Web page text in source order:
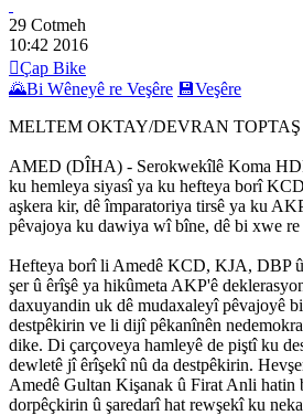
29 Cotmeh
10:42 2016
Çap Bike
🌄Bi Wêneyê re Veşêre 💾Veşêre
MELTEM OKTAY/DEVRAN TOPTAŞ
AMED (DÎHA) - Serokwekîlê Koma
ku hemleya siyasî ya ku hefteya borî
aşkera kir, dê împaratoriya tirsê ya ku
pêvajoya ku dawiya wî bîne, dê bi xwe re
Hefteya borî li Amedê KCD, KJA, DBP
şer û êrîşê ya hikûmeta AKP'ê
daxuyandin uk dê mudaxaleyî pêvajoyê
destpêkirin ve li dijî pêkanînên
dike. Di çarçoveya hamleyê de piştî ku
dewletê jî êrîşekî nû da destpêkirin.
Amedê Gultan Kişanak û Firat Anli hatin
dorpêçkirin û şaredarî hat rewşekî ku